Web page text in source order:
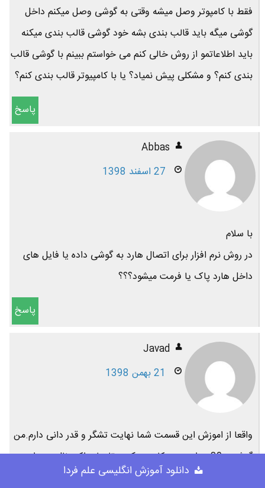
فقط با کامپوتر وصل میشه وقتی به گوشی وصل میکنم داخل
گوشی میگه باید قالب بندی بشه خود گوشی قالب بندی میکنه
باید اطلاعاتمو از روش خالی کنم می خواستم ببینم با گوشی قالب
بندی کنم؟ و مشکلی پیش نمیاد؟ یا با کامپیوتر قالب بندی کنم؟
پاسخ
Abbas
27 اسفند 1398
با سلام
در روش نرم افزار برای اتصال هارد به گوشی داده یا فایل های
داخل هارد پاک یا فرمت میشود؟؟؟
پاسخ
Javad
21 بهمن 1398
واقعا از اموزش این قسمت شما نهایت تشگر و قدر دانی دارم.من
گوشی a30s دارم و هر کاری میکردم تا هارد اکسرنال من را
گوشیم بشناسد تا بتوانم استفاده کنم ولی نمی شد از هر کسی
دانلود آموزش انگلیسی علم فردا